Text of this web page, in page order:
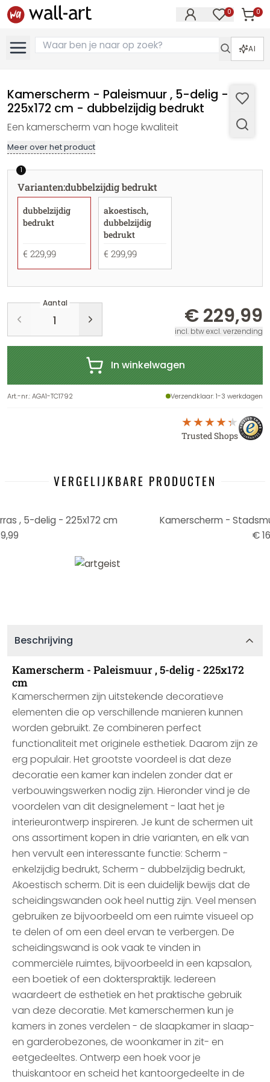
0 0
AI
Kamerscherm - Paleismuur , 5-delig -
225x172 cm - dubbelzijdig bedrukt
Een kamerscherm van hoge kwaliteit
Meer over het product
1
Varianten:dubbelzijdig bedrukt
dubbelzijdig
bedrukt
€ 229,99
akoestisch,
dubbelzijdig
bedrukt
€ 299,99
Aantal
€ 229,99
incl. btw excl. verzending
In winkelwagen
Art.-nr.:AGA1-TC1792 Verzendklaar: 1-3 werkdagen
Trusted Shops
VERGELIJKBARE PRODUCTEN
, 5-delig - 225x172 cm
Kamerscherm -
€
Beschrijving
Kamerscherm - Paleismuur , 5-delig - 225x172
cm
Kamerschermen zijn uitstekende decoratieve
elementen die op verschillende manieren kunnen
worden gebruikt. Ze combineren perfect
functionaliteit met originele esthetiek. Daarom zijn ze
erg populair. Het grootste voordeel is dat deze
decoratie een kamer kan indelen zonder dat er
verbouwingswerken nodig zijn. Hieronder vind je de
voordelen van dit designelement - laat het je
interieurontwerp inspireren. Je kunt de schermen uit
ons assortiment kopen in drie varianten, en elk van
hen vervult een interessante functie: Scherm -
enkelzijdig bedrukt, Scherm - dubbelzijdig bedrukt,
Akoestisch scherm. Dit is een duidelijk bewijs dat de
scheidingswanden ook heel nuttig zijn. Veel mensen
gebruiken ze bijvoorbeeld om een ruimte visueel op
te delen of om een deel ervan te verbergen. De
scheidingswand is ook vaak te vinden in
commerciële ruimtes, bijvoorbeeld in een kapsalon,
een boetiek of een dokterspraktijk. Iedereen
waardeert de esthetiek en het praktische gebruik
van deze decoratie. Met kamerschermen kun je
kamers in zones verdelen - de slaapkamer in slaap-
en garderobezones, de woonkamer in zit- en
eetgedeeltes. Ontwerp een hoek voor je
thuiskantoor en scheid het kantoorgedeelte in de